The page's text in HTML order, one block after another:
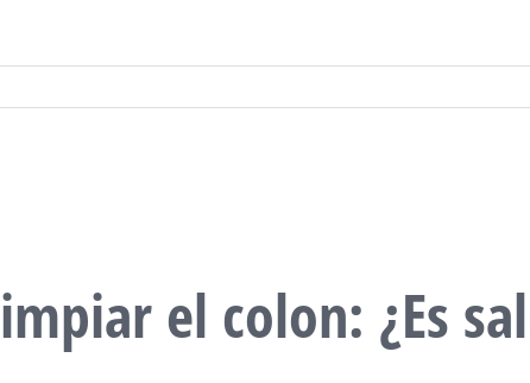
el colon: ¿Es